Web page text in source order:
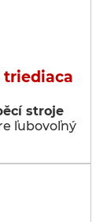
triediaca
stroje
ľubovoľný